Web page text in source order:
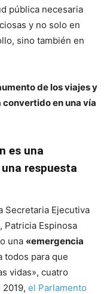
pública necesaria
y no solo en
sino también en
de los viajes y
en una vía
es una
respuesta
Secretaria Ejecutiva
Patricia Espinosa
una «emergencia
todos para que
vidas», cuatro
el Parlamento